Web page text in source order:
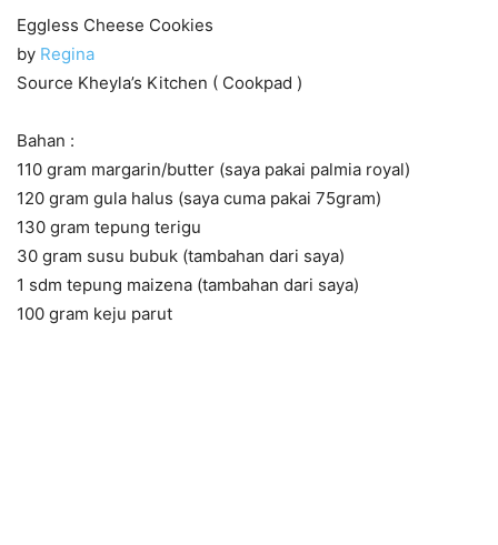
Eggless Cheese Cookies
by Regina
Source Kheyla’s Kitchen ( Cookpad )
Bahan :
110 gram margarin/butter (saya pakai palmia royal)
120 gram gula halus (saya cuma pakai 75gram)
130 gram tepung terigu
30 gram susu bubuk (tambahan dari saya)
1 sdm tepung maizena (tambahan dari saya)
100 gram keju parut